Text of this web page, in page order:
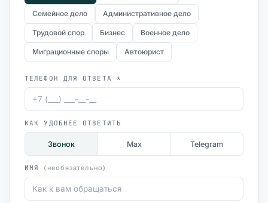
Семейное дело Административное дело
Трудовой спор Бизнес Военное дело
Миграционные споры Автоюрист
ТЕЛЕФОН ДЛЯ ОТВЕТА *
КАК УДОБНЕЕ ОТВЕТИТЬ
Звонок Max Telegram
ИМЯ (необязательно)